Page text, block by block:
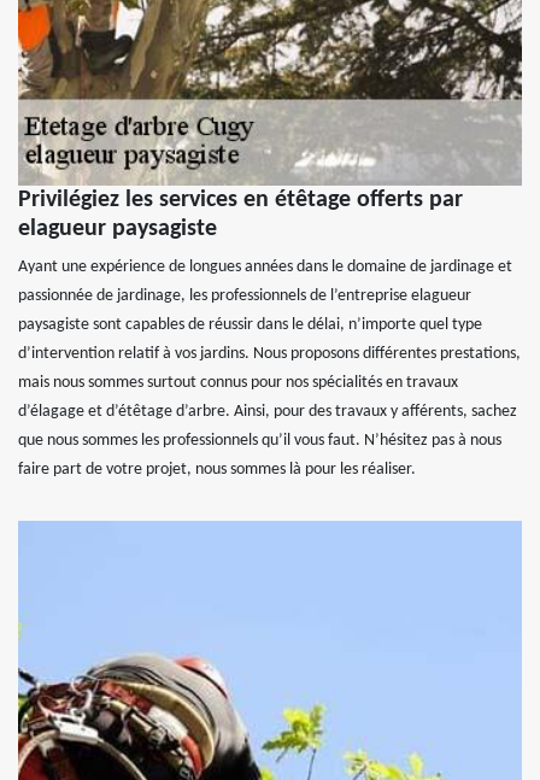
Privilégiez les services en étêtage offerts par
elagueur paysagiste
Ayant une expérience de longues années dans le domaine de jardinage et
passionnée de jardinage, les professionnels de l’entreprise elagueur
paysagiste sont capables de réussir dans le délai, n’importe quel type
d’intervention relatif à vos jardins. Nous proposons différentes prestations,
mais nous sommes surtout connus pour nos spécialités en travaux
d’élagage et d’étêtage d’arbre. Ainsi, pour des travaux y afférents, sachez
que nous sommes les professionnels qu’il vous faut. N’hésitez pas à nous
faire part de votre projet, nous sommes là pour les réaliser.